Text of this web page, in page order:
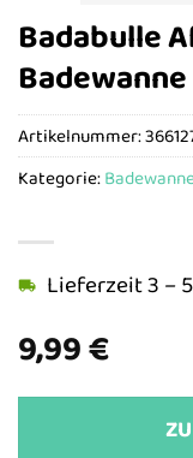
Badabulle
Badewanne
9,99€
Lieferzeit 3 –
Artikelnummer:
Kategorie: